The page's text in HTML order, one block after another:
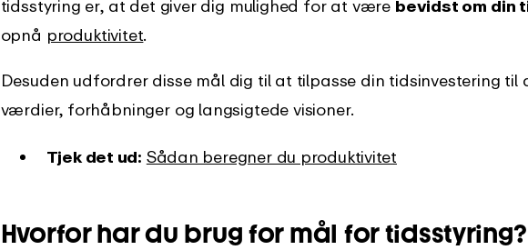
tidsstyring er, at det giver dig mulighed for at være bevidst om din
opnå produktivitet.
Desuden udfordrer disse mål dig til at tilpasse din tidsinvestering til
værdier, forhåbninger og langsigtede visioner.
Tjek det ud: Sådan beregner du produktivitet
Hvorfor har du brug for mål for tidsstyring?